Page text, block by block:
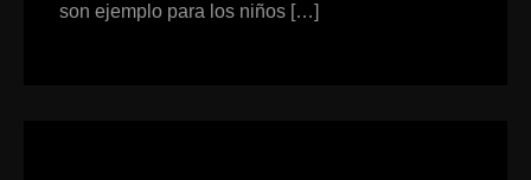
son ejemplo para los niños […]